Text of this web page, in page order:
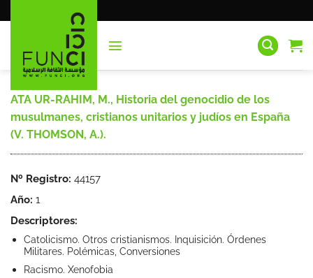
al
ATA UR-RAHIM, M., Historia del genocidio de los
musulmanes, cristianos unitarios y judíos en España
(V. THOMSON, A.).
Nº Registro: 44157
Año: 1
Descriptores:
Catolicismo. Otros cristianismos. Inquisición. Órdenes
Militares. Polémicas, Conversiones
Racismo. Xenofobia